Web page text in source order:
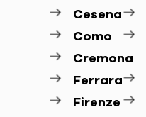
Cesena
Como
Cremona
Ferrara
Firenze